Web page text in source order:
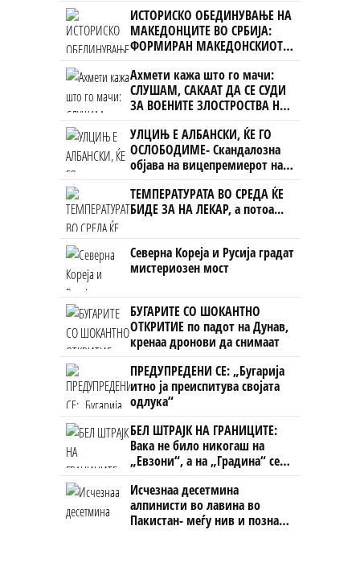
ИСТОРИСКО ОБЕДИНУВАЊЕ НА
МАКЕДОНЦИТЕ ВО СРБИЈА:
ФОРМИРАН МАКЕДОНСКИОТ
НАЦИОНАЛЕН СОЈУЗ
Ахмети кажа што го мачи:
СЛУШАМ, САКААТ ДА СЕ СУДИ
ЗА ВОЕНИТЕ ЗЛОСТРОСТВА НА
УЧК...
УЛЦИЊ Е АЛБАНСКИ, ЌЕ ГО
ОСЛОБОДИМЕ- Скандалозна
објава на вицепремиерот на
Црна Гора
ТЕМПЕРАТУРАТА ВО СРЕДА ЌЕ
БИДЕ ЗА НА ЛЕКАР, а потоа...
Северна Кореја и Русија градат
мистериозен мост
БУГАРИТЕ СО ШОКАНТНО
ОТКРИТИЕ по падот на Дунав,
кренаа дронови да снимаат
ПРЕДУПРЕДЕНИ СЕ: „Бугарија
итно ја преиспитува својата
одлука“
БЕЛ ШТРАЈК НА ГРАНИЦИТЕ:
Вака не било никогаш на
„Евзони“, а на „Градина“ се
чека и пет часа
Исчезнаа десетмина
алпинисти во лавина во
Пакистан- меѓу нив и познат